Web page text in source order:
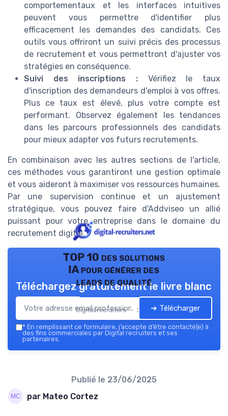
comportementaux et les interfaces intuitives
peuvent vous permettre d'identifier plus
efficacement les demandes des candidats. Ces
outils vous offriront un suivi précis des processus
de recrutement et vous permettront d'ajuster vos
stratégies en conséquence.
Suivi des inscriptions : Vérifiez le taux
d'inscription des demandeurs d'emploi à vos offres.
Plus ce taux est élevé, plus votre compte est
performant. Observez également les tendances
dans les parcours professionnels des candidats
pour mieux adapter vos futurs recrutements.
En combinaison avec les autres sections de l'article,
ces méthodes vous garantiront une gestion optimale
et vous aideront à maximiser vos ressources humaines.
Par une supervision continue et un ajustement
stratégique, vous pouvez faire d'Addviseo un allié
puissant pour votre entreprise dans le domaine du
recrutement digital.
TOP 10 des solutions
IA pour générer des
leads de qualité
Digital recruiters — 2026
Téléchargez gratuitement le livre blanc
➔ Télécharger
* En remplissant ce formulaire, j’accepte d’être contacté(e) à
des fins commerciales par Digital recruiters et ses
partenaires.
Publié le 23/06/2025
par Mateo Cortez